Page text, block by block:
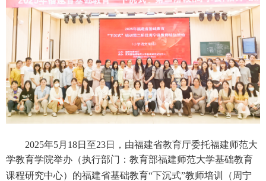
2025年5月 18日至23日，由福建省教育厅委托福建师范大
学教育学院举办 （执行部门：教育部福建师范大学基础教育
课程研究中心） 的福建省基础教育“下沉式”教师培训（周宁